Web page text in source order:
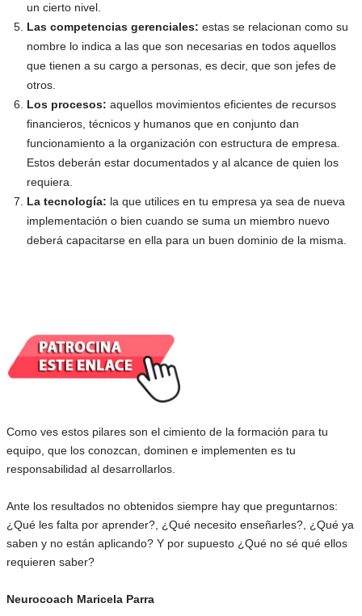
un cierto nivel.
Las competencias gerenciales: estas se relacionan como su
nombre lo indica a las que son necesarias en todos aquellos
que tienen a su cargo a personas, es decir, que son jefes de
otros.
Los procesos: aquellos movimientos eficientes de recursos
financieros, técnicos y humanos que en conjunto dan
funcionamiento a la organización con estructura de empresa.
Estos deberán estar documentados y al alcance de quien los
requiera.
La tecnología: la que utilices en tu empresa ya sea de nueva
implementación o bien cuando se suma un miembro nuevo
deberá capacitarse en ella para un buen dominio de la misma.
Como ves estos pilares son el cimiento de la formación para tu
equipo, que los conozcan, dominen e implementen es tu
responsabilidad al desarrollarlos.
Ante los resultados no obtenidos siempre hay que preguntarnos:
¿Qué les falta por aprender?, ¿Qué necesito enseñarles?, ¿Qué ya
saben y no están aplicando? Y por supuesto ¿Qué no sé qué ellos
requieren saber?
Neurocoach Maricela Parra